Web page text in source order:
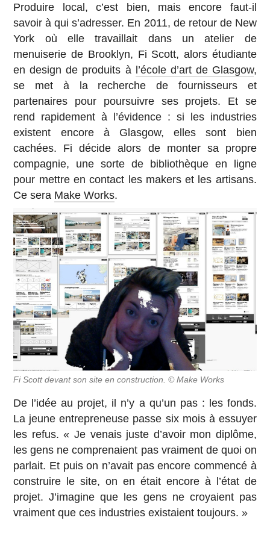
Produire local, c’est bien, mais encore faut-il
savoir à qui s’adresser. En 2011, de retour de New
York où elle travaillait dans un atelier de
menuiserie de Brooklyn, Fi Scott, alors étudiante
en design de produits à l’école d’art de Glasgow,
se met à la recherche de fournisseurs et
partenaires pour poursuivre ses projets. Et se
rend rapidement à l’évidence : si les industries
existent encore à Glasgow, elles sont bien
cachées. Fi décide alors de monter sa propre
compagnie, une sorte de bibliothèque en ligne
pour mettre en contact les makers et les artisans.
Ce sera Make Works.
Fi Scott devant son site en construction. © Make Works
De l’idée au projet, il n’y a qu’un pas : les fonds.
La jeune entrepreneuse passe six mois à essuyer
les refus. « Je venais juste d’avoir mon diplôme,
les gens ne comprenaient pas vraiment de quoi on
parlait. Et puis on n’avait pas encore commencé à
construire le site, on en était encore à l’état de
projet. J’imagine que les gens ne croyaient pas
vraiment que ces industries existaient toujours. »